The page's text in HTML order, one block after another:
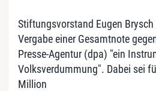
Stiftungsvorstand Eugen
Vergabe einer Gesamtnote
Presse-Agentur (dpa) "ein
Volksverdummung". Dabei sei
Million